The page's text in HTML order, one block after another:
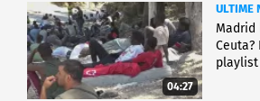
04:27
ULTIME
Madrid
playlist